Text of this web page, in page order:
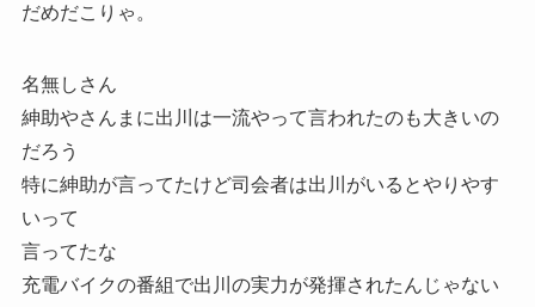
だめだこりゃ。
名無しさん
紳助やさんまに出川は一流やって言われたのも大きいの
だろう
特に紳助が言ってたけど司会者は出川がいるとやりやす
いって
言ってたな
充電バイクの番組で出川の実力が発揮されたんじゃない